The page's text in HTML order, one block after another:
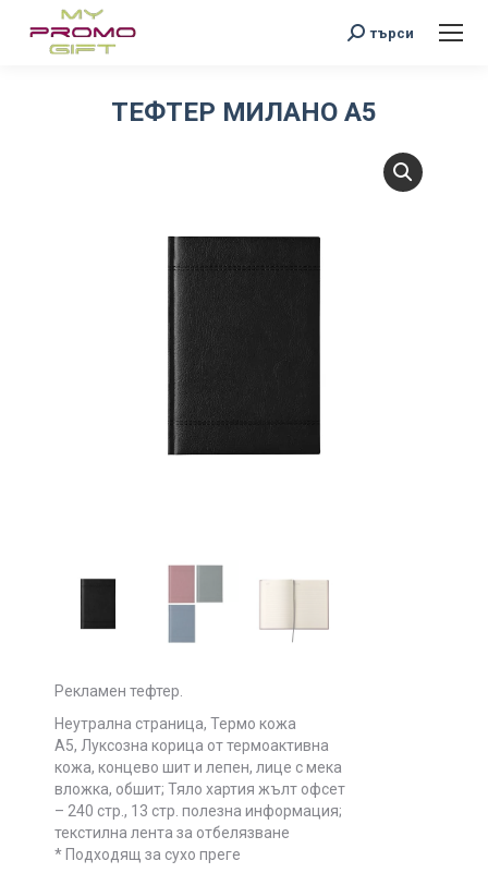
Search:
търси
ТЕФТЕР МИЛАНО А5
Рекламен тефтер.
Неутрална страница, Термо кожа
А5, Луксозна корица от термоактивна
кожа, концево шит и лепен, лице с мека
вложка, обшит; Тяло хартия жълт офсет
– 240 стр., 13 стр. полезна информация;
текстилна лента за отбелязване
* Подходящ за сухо преге